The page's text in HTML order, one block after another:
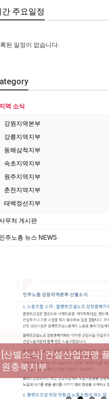
간 주요일정
된 일정이 없습니다.
역 소식
강원지역본부
강릉지역지부
동해삼척지부
속초지역지부
원주지역지부
춘천지역지부
태백정선지부
무처 게시판
민주노총 뉴스 NEWS
[성명] 막을 수 있었던 죽음
라 : 청년노동자 사망사고
과 재발방지 대책 마련하라
[산별소식] 건설산업연맹
원충북지부
[강릉,속초,원주,춘천] 폭염
모
[조합원☆인터뷰] 서비스
규직노동조합 강원지부 김
[본부소식] 강원지역 노동